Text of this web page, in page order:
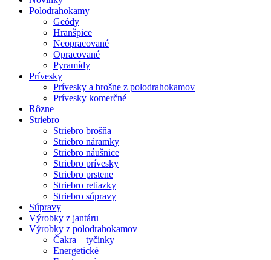
Polodrahokamy
Geódy
Hranšpice
Neopracované
Opracované
Pyramídy
Prívesky
Prívesky a brošne z polodrahokamov
Prívesky komerčné
Rôzne
Striebro
Striebro brošňa
Striebro náramky
Striebro náušnice
Striebro prívesky
Striebro prstene
Striebro retiazky
Striebro súpravy
Súpravy
Výrobky z jantáru
Výrobky z polodrahokamov
Čakra – tyčinky
Energetické